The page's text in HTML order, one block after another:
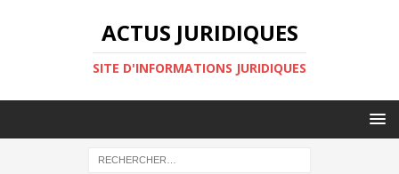
ACTUS JURIDIQUES
SITE D'INFORMATIONS JURIDIQUES